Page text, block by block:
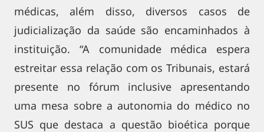
médicas, além disso, diversos casos de
judicialização da saúde são encaminhados à
instituição. “A comunidade médica espera
estreitar essa relação com os Tribunais, estará
presente no fórum inclusive apresentando
uma mesa sobre a autonomia do médico no
SUS que destaca a questão bioética porque